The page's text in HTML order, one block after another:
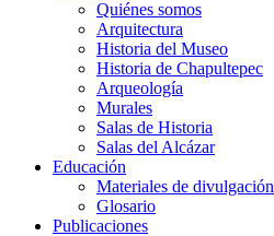
Quiénes somos
Arquitectura
Historia del Museo
Historia de Chapultepec
Arqueología
Murales
Salas de Historia
Salas del Alcázar
Educación
Materiales de divulgación
Glosario
Publicaciones